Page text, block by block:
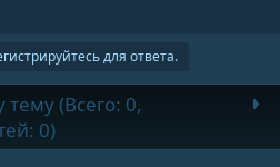
для ответа.
тему (Всего: 0,
0)